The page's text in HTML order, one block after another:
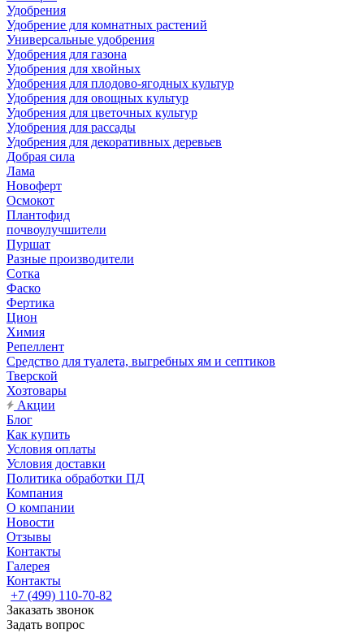
Удобрения
Удобрение для комнатных растений
Универсальные удобрения
Удобрения для газона
Удобрения для хвойных
Удобрения для плодово-ягодных культур
Удобрения для овощных культур
Удобрения для цветочных культур
Удобрения для рассады
Удобрения для декоративных деревьев
Добрая сила
Лама
Новоферт
Осмокот
Плантофид
почвоулучшители
Пуршат
Разные производители
Сотка
Фаско
Фертика
Цион
Химия
Репеллент
Средство для туалета, выгребных ям и септиков
Тверской
Хозтовары
Акции
Блог
Как купить
Условия оплаты
Условия доставки
Политика обработки ПД
Компания
О компании
Новости
Отзывы
Контакты
Галерея
Контакты
+7 (499) 110-70-82
Заказать звонок
Задать вопрос